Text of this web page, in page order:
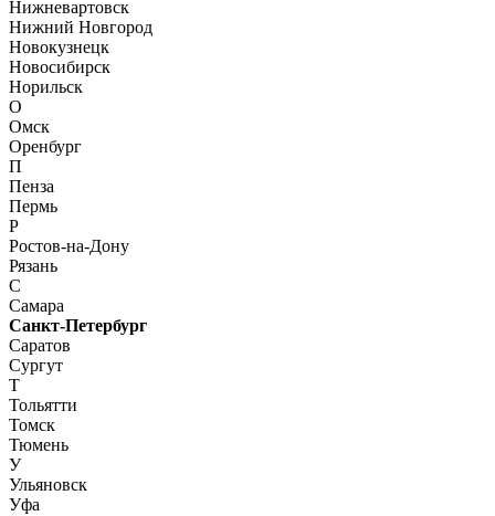
Нижневартовск
Нижний Новгород
Новокузнецк
Новосибирск
Норильск
О
Омск
Оренбург
П
Пенза
Пермь
Р
Ростов-на-Дону
Рязань
С
Самара
Санкт-Петербург
Саратов
Сургут
Т
Тольятти
Томск
Тюмень
У
Ульяновск
Уфа